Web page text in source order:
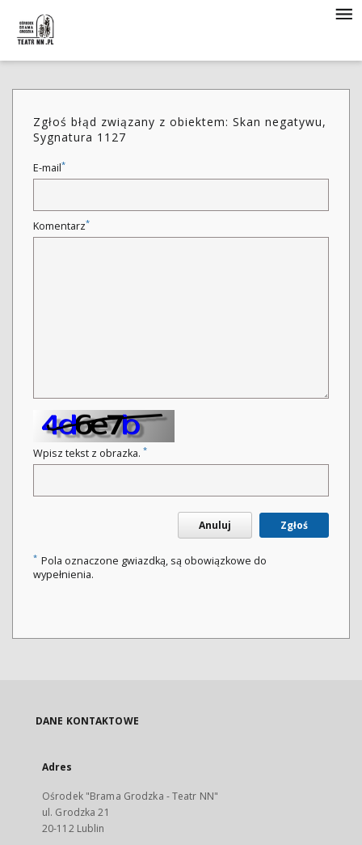
Zgłoś błąd związany z obiektem: Skan negatywu,
Sygnatura 1127
E-mail*
Komentarz*
Wpisz tekst z obrazka. *
Anuluj Zgłoś
* Pola oznaczone gwiazdką, są obowiązkowe do
wypełnienia.
DANE KONTAKTOWE
Adres
Ośrodek "Brama Grodzka - Teatr NN"
ul. Grodzka 21
20-112 Lublin